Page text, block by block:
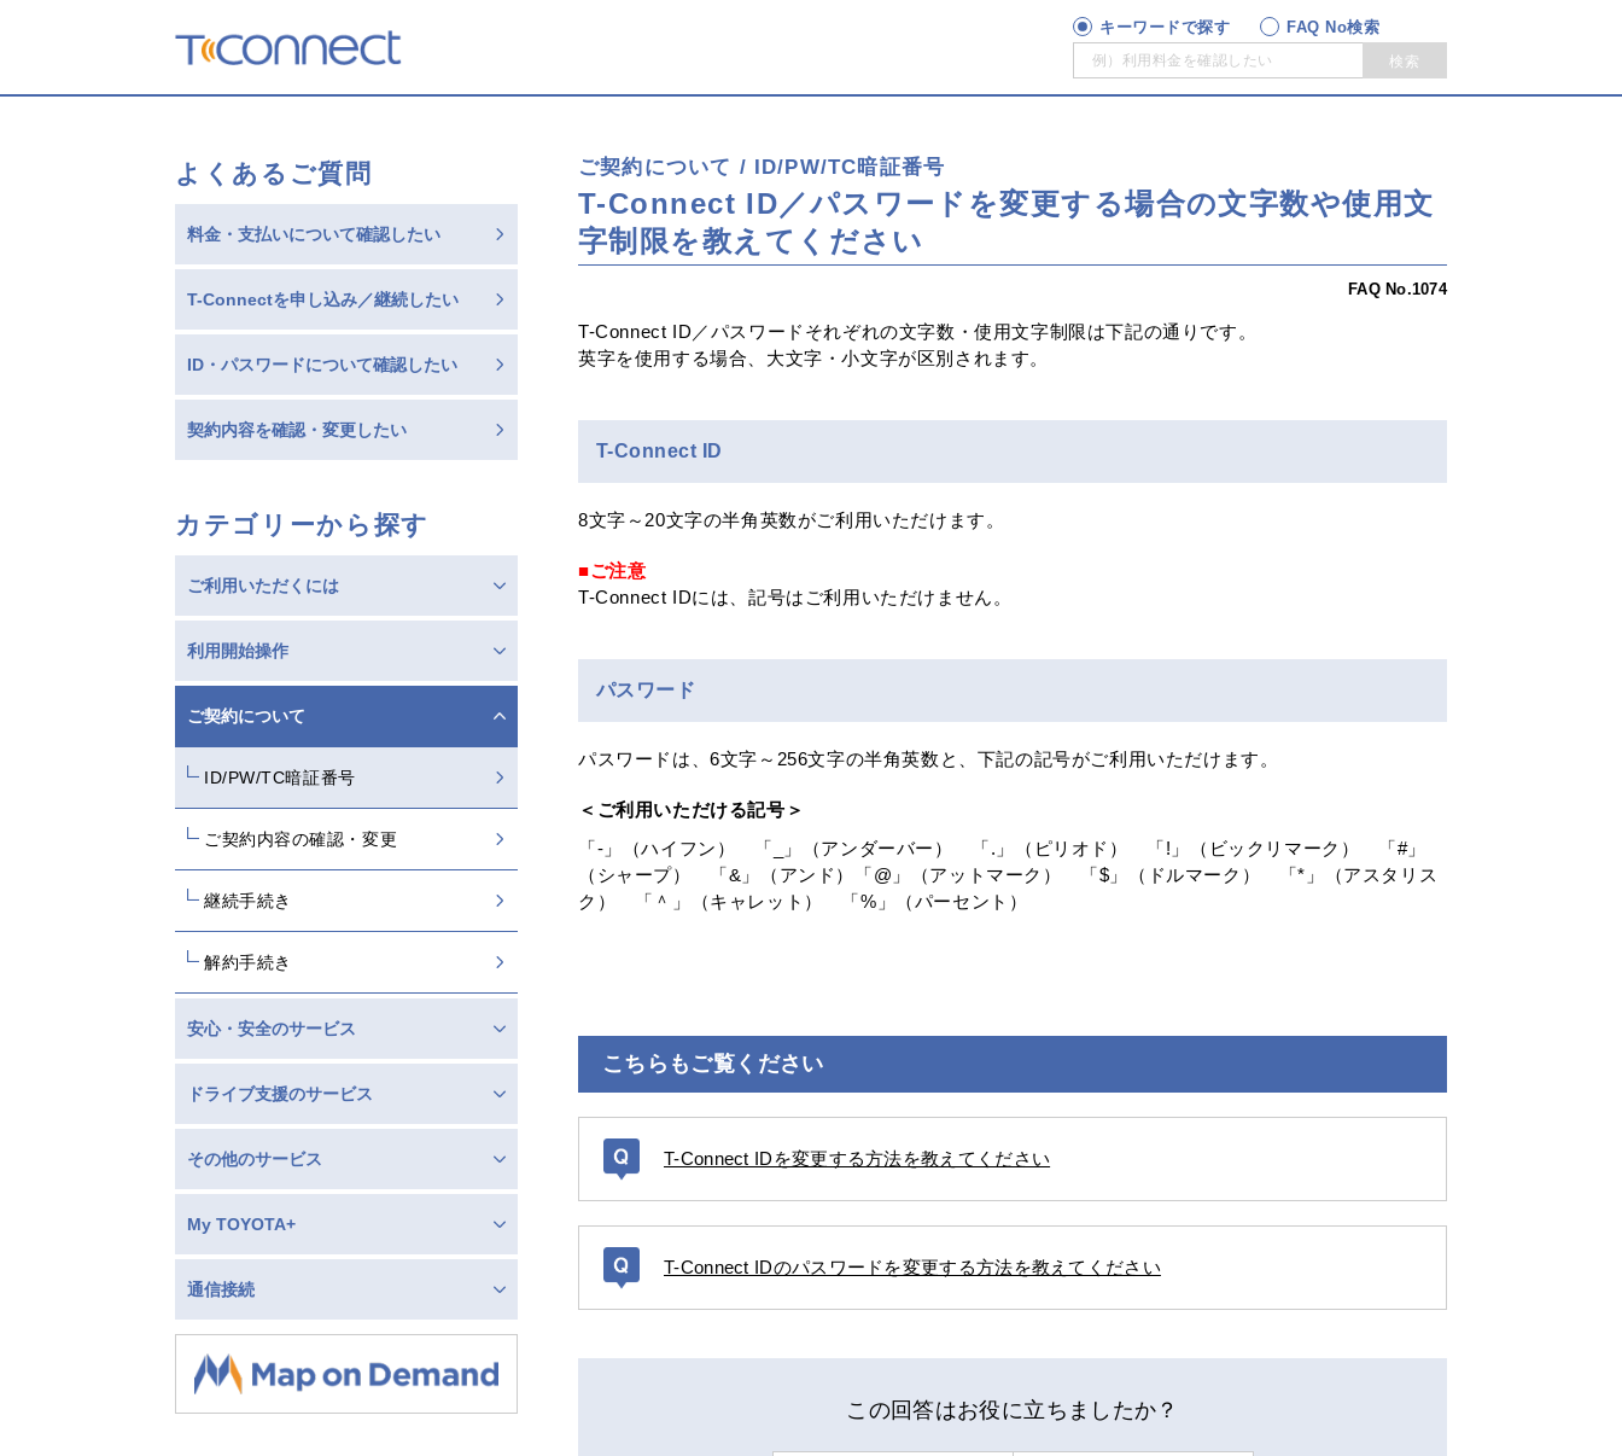
キーワードで探す FAQ No検索
検索
ご契約について / ID/PW/TC暗証番号
T-Connect ID／パスワードを変更する場合の文字数や使用文
字制限を教えてください
FAQ No.1074
T-Connect ID／パスワードそれぞれの文字数・使用文字制限は下記の通りです。
英字を使用する場合、大文字・小文字が区別されます。
T-Connect ID
8文字～20文字の半角英数がご利用いただけます。
■ご注意
T-Connect IDには、記号はご利用いただけません。
パスワード
パスワードは、6文字～256文字の半角英数と、下記の記号がご利用いただけます。
＜ご利用いただける記号＞
「-」（ハイフン） 「_」（アンダーバー） 「.」（ピリオド） 「!」（ビックリマーク） 「#」
（シャープ） 「&」（アンド）「@」（アットマーク） 「$」（ドルマーク） 「*」（アスタリス
ク） 「＾」（キャレット） 「%」（パーセント）
こちらもご覧ください
T-Connect IDを変更する方法を教えてください
T-Connect IDのパスワードを変更する方法を教えてください
この回答はお役に立ちましたか？
よくあるご質問
料金・支払いについて確認したい
T-Connectを申し込み／継続したい
ID・パスワードについて確認したい
契約内容を確認・変更したい
カテゴリーから探す
ご利用いただくには
利用開始操作
ご契約について
ID/PW/TC暗証番号
ご契約内容の確認・変更
継続手続き
解約手続き
安心・安全のサービス
ドライブ支援のサービス
その他のサービス
My TOYOTA+
通信接続